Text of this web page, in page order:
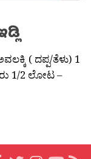
( ದಪ್ಪ/ತೆಳು) 1
1/2 ಲೋಟ –